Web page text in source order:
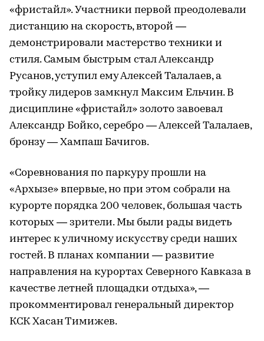
«фристайл». Участники первой преодолевали
дистанцию на скорость, второй —
демонстрировали мастерство техники и
стиля. Самым быстрым стал Александр
Русанов, уступил ему Алексей Талалаев, а
тройку лидеров замкнул Максим Ельчин. В
дисциплине «фристайл» золото завоевал
Александр Бойко, серебро — Алексей Талалаев,
бронзу — Хампаш Бачигов.
«Соревнования по паркуру прошли на
«Архызе» впервые, но при этом собрали на
курорте порядка 200 человек, большая часть
которых — зрители. Мы были рады видеть
интерес к уличному искусству среди наших
гостей. В планах компании — развитие
направления на курортах Северного Кавказа в
качестве летней площадки отдыха», —
прокомментировал генеральный директор
КСК Хасан Тимижев.